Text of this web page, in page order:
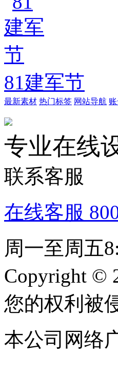
81建军节
最新素材 热门标签 网站导航
专业在线
联系客服
在线客服
周一至周五
Copyright ©
您的权利被
本公司网络